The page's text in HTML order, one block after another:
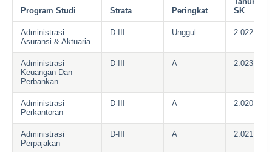
Program Studi Strata Peringkat
SK
Administrasi
Asuransi & Aktuaria
D-III Unggul 2.022
Administrasi
Keuangan Dan
Perbankan
D-III A 2.023
Administrasi
Perkantoran
D-III A 2.020
Administrasi
Perpajakan
D-III A 2.021